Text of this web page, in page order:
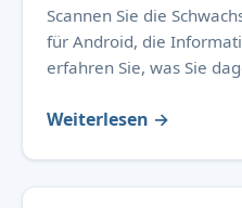
Scannen Sie die
für Android, die
erfahren Sie, was Sie
Weiterlesen →